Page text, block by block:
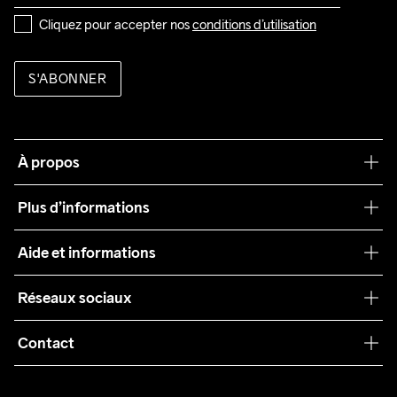
Cliquez pour accepter nos conditions d’utilisation
S'ABONNER
À propos
Plus d’informations
Teamwear
Durabilité
Collaborations
Aide et informations
Conditions générales
Retours
Réseaux sociaux
Contact